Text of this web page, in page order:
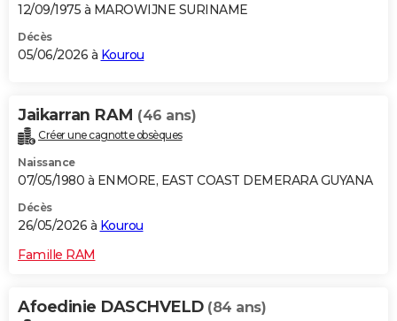
12/09/1975 à MAROWIJNE SURINAME
Décès
05/06/2026 à Kourou
Jaikarran RAM (46 ans)
Créer une cagnotte obsèques
Naissance
07/05/1980 à ENMORE, EAST COAST DEMERARA GUYANA
Décès
26/05/2026 à Kourou
Famille RAM
Afoedinie DASCHVELD (84 ans)